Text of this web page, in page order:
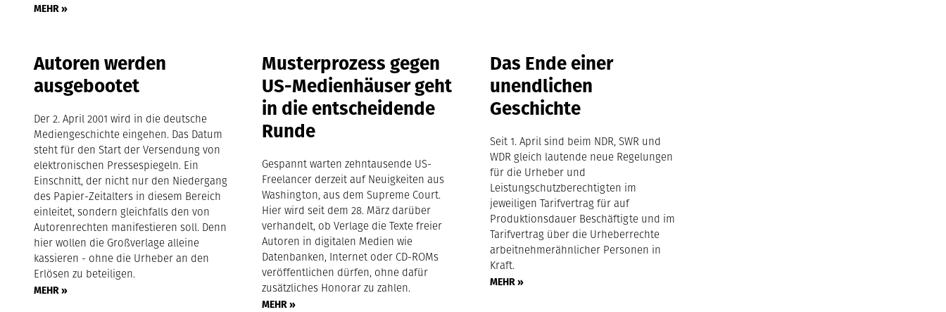
MEHR »
Autoren werden
ausgebootet
Der 2. April 2001 wird in die deutsche
Mediengeschichte eingehen. Das Datum
steht für den Start der Versendung von
elektronischen Pressespiegeln. Ein
Einschnitt, der nicht nur den Niedergang
des Papier-Zeitalters in diesem Bereich
einleitet, sondern gleichfalls den von
Autorenrechten manifestieren soll. Denn
hier wollen die Großverlage alleine
kassieren - ohne die Urheber an den
Erlösen zu beteiligen.
MEHR »
Musterprozess gegen
US-Medienhäuser geht
in die entscheidende
Runde
Gespannt warten zehntausende US-
Freelancer derzeit auf Neuigkeiten aus
Washington, aus dem Supreme Court.
Hier wird seit dem 28. März darüber
verhandelt, ob Verlage die Texte freier
Autoren in digitalen Medien wie
Datenbanken, Internet oder CD-ROMs
veröffentlichen dürfen, ohne dafür
zusätzliches Honorar zu zahlen.
MEHR »
Das Ende einer
unendlichen
Geschichte
Seit 1. April sind beim NDR, SWR und
WDR gleich lautende neue Regelungen
für die Urheber und
Leistungschutzberechtigten im
jeweiligen Tarifvertrag für auf
Produktionsdauer Beschäftigte und im
Tarifvertrag über die Urheberrechte
arbeitnehmerähnlicher Personen in
Kraft.
MEHR »